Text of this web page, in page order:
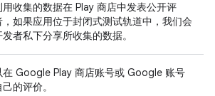
收集的数据在 Play 商店中发表公开评
，如果应用位于封闭式测试轨道中，我们会
者私下分享所收集的数据。
在 Google Play 商店账号或 Google 账号
的评价。